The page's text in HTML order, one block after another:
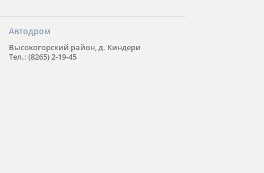
Автодром
Высокогорский район, д. Киндери
Тел.: (8265) 2-19-45